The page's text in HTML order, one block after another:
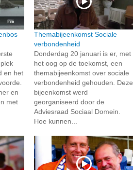
en het
en
met
Themabijeenkomst Sociale
verbondenheid
Donderdag 20 januari is er, met
het oog op de toekomst, een
themabijeenkomst over sociale
verbondenheid gehouden. Deze
bijeenkomst werd
georganiseerd door de
Adviesraad Sociaal Domein.
Hoe kunnen...